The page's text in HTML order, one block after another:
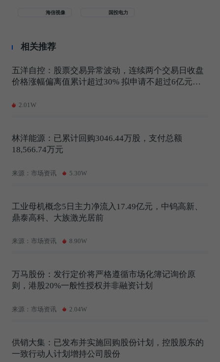
海信视像 国投电力
相关推荐
五洋自控：股票交易异常波动，连续两个交易日收盘
价格涨幅偏离值累计超过30% 拟申请不超过6亿元并
2.01W
林洋能源：已累计回购3046.44万股，支付总额
18,566.74万元
来源：市场资讯 5.30W
工业母机概念5日主力净流入17.49亿元，中钨高新、
鼎泰高科、大族激光居前
来源：市场资讯 8.90W
万马股份：发行定价将严格遵循市场化簿记询价原
则，港股20%一般性授权并非融资计划
来源：市场资讯 2.04W
供销大集：已发布并实施回购股份计划，控股股东的
一致行动人计划增持公司股份